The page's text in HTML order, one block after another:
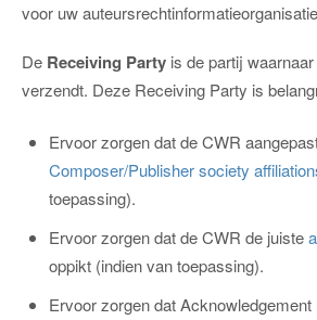
voor uw
De Receiving Party is de partij
verzendt. Deze Receiving Party is
Ervoor zorgen dat de CWR
Composer/Publisher society
toepassing).
Ervoor zorgen dat de CWR de juiste
oppikt (indien van toepassing).
Ervoor zorgen dat